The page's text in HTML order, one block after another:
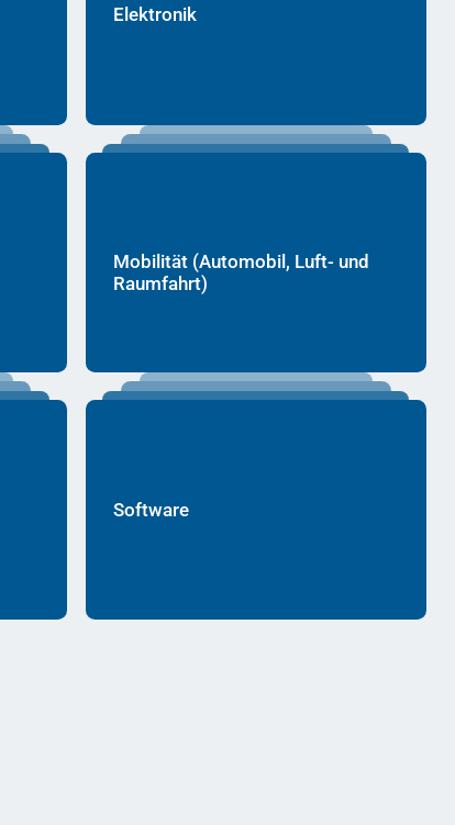
Elektronik
Mobilität (Automobil, Luft- und
Raumfahrt)
Software